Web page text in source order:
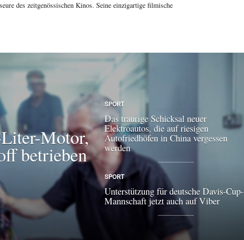
des zeitgenössischen Kinos. Seine einzigartige filmische
Motor,
betrieben
SPORT
Das traurige Schicksal neuer
Elektroautos, die auf riesigen
Autofriedhöfen in China vergessen
werden
SPORT
Unterstützung für deutsche Davis-Cup-
Mannschaft jetzt auch auf Viber